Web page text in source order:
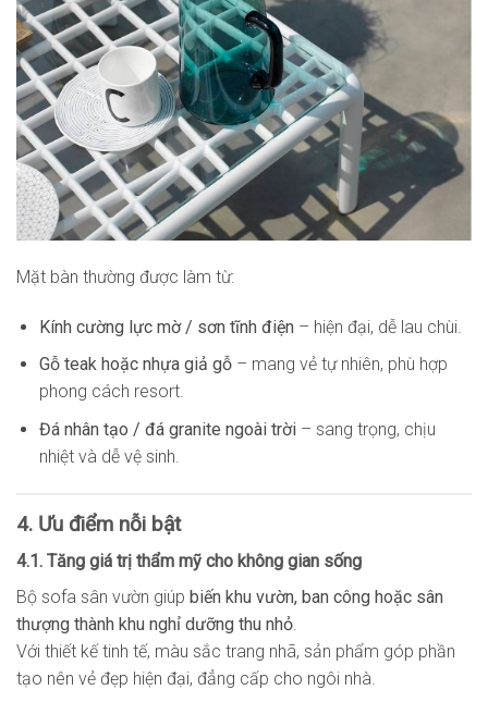
Mặt bàn thường được làm từ:
Kính cường lực mờ / sơn tĩnh điện – hiện đại, dễ lau chùi.
Gỗ teak hoặc nhựa giả gỗ– mang vẻ tự nhiên, phù hợp
phong cách resort.
Đá nhân tạo / đá granite ngoài trời– sang trọng, chịu
nhiệt và dễ vệ sinh.
4. Ưu điểm nỗi bật
4.1. Tăng giá trị thẩm mỹ cho không gian sống
Bộ sofa sân vườn giúp biến khu vườn, ban công hoặc sân
thượng thành khu nghỉ dưỡng thu nhỏ.
Với thiết kế tinh tế, màu sắc trang nhã, sản phẩm góp phần
tạo nên vẻ đẹp hiện đại, đẳng cấp cho ngôi nhà.